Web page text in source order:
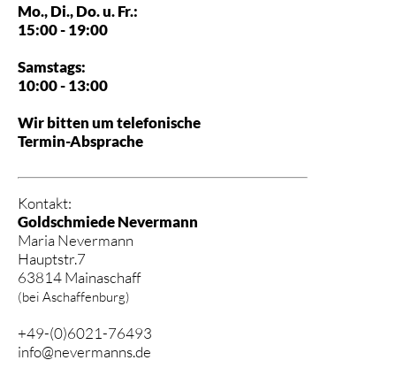
Mo., Di., Do. u. Fr.:
15:00 - 19:00
Samstags:
10:00 - 13:00
Wir bitten um telefonische
Termin-Absprache
Kontakt:
Goldschmiede Nevermann
Maria Nevermann
Hauptstr.7
63814 Mainaschaff
(bei Aschaffenburg)
+49-(0)6021-76493
info@nevermanns.de